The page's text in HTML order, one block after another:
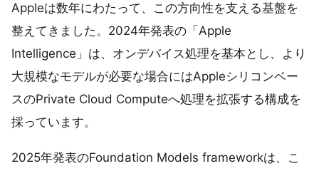
Appleは数年にわたって、この方向性を支える基盤を
整えてきました。2024年発表の「Apple
Intelligence」は、オンデバイス処理を基本とし、より
大規模なモデルが必要な場合にはAppleシリコンベー
スのPrivate Cloud Computeへ処理を拡張する構成を
採っています。
2025年発表のFoundation Models frameworkは、こ